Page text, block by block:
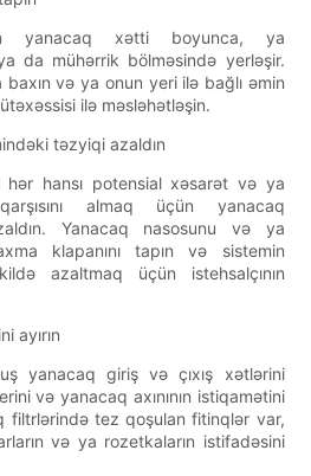
yanacaq xətti boyunca, ya
da mühərrik bölməsində yerləşir.
baxın və ya onun yeri ilə bağlı əmin
ilə məsləhətləşin.
təzyiqi azaldın
hər hansı potensial xəsarət və ya
almaq üçün yanacaq
Yanacaq nasosunu və ya
klapanını tapın və sistemin
azaltmaq üçün istehsalçının
ayırın
yanacaq giriş və çıxış xətlərini
və yanacaq axınının istiqamətini
filtrlərində tez qoşulan fitinqlər var,
və ya rozetkaların istifadəsini